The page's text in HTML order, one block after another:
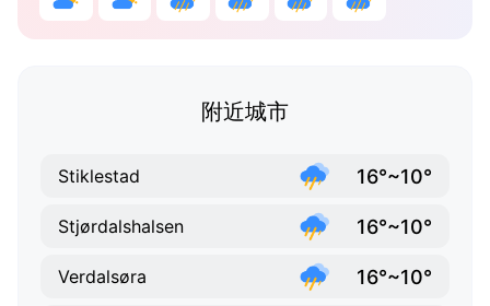
附近城市
Stiklestad 16°~10°
Stjørdalshalsen 16°~10°
Verdalsøra 16°~10°